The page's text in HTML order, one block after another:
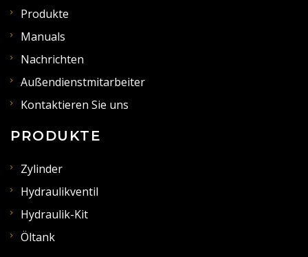
Produkte
Manuals
Nachrichten
Außendienstmitarbeiter
Kontaktieren Sie uns
PRODUKTE
Zylinder
Hydraulikventil
Hydraulik-Kit
Öltank